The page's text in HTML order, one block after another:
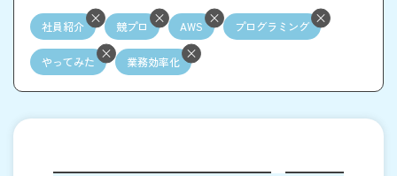
社員紹介 競プロ AWS プログラミング
やってみた 業務効率化